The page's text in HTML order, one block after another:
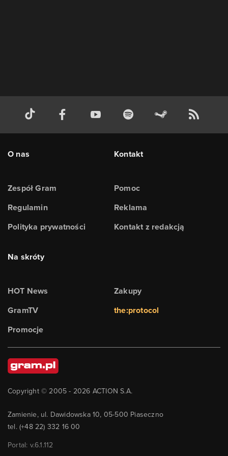
O nas
Zespół Gram
Regulamin
Polityka prywatności
Kontakt
Pomoc
Reklama
Kontakt z redakcją
Na skróty
HOT News
GramTV
Promocje
Zakupy
the:protocol
Copyright © 2005 - 2026 ACTION S.A.
Zamienie, ul. Dawidowska 10, 05-500 Piaseczno
tel. (+48 22) 332 16 00
Portal: v.6.1.112